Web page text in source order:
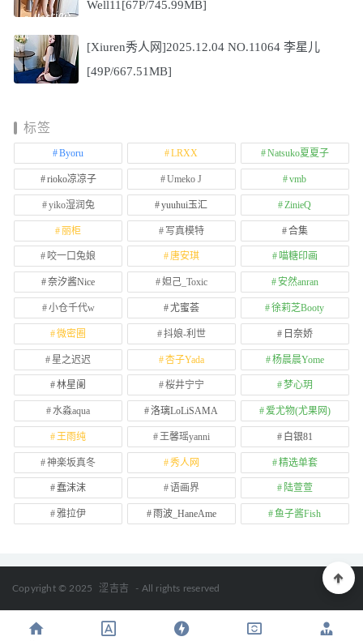
Well11[67P/745.99MB]
[Xiuren秀人网]2025.12.04 NO.11064 李星儿
[49P/667.51MB]
标签
Byoru LRXX Natsuko夏夏子
rioko凉凉子 Umeko J vmb
yiko湿润兔 yuuhui玉汇 ZinieQ
丽柜 写真模特 合集
咬一口兔娘 唐安琪 喵糖印画
奈汐酱Nice 妲己_Toxic 安然anran
小仓千代w 尤蜜荟 徐莉芝Booty
微密圈 抖娘-利世 日奈娇
星之迟迟 杏子Yada 杨晨晨Yome
林星阑 桜井宁宁 梦心玥
水淼aqua 洛璃LoLiSAMA 爱尤物(尤果网)
王雨纯 王馨瑶yanni 白银81
神楽坂真冬 秀人网 精选单套
蠢沫沫 语画界 陆萱萱
雅拉伊 雨波_HaneAme 鱼子酱Fish
Copyright © 2025 涩吉吉 - All rights reserved